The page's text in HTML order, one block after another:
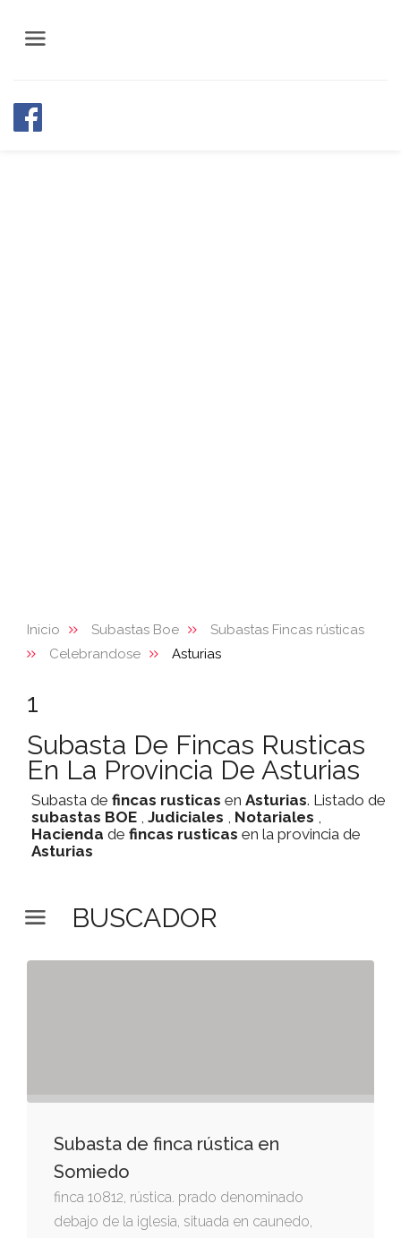
Inicio Subastas Boe
Subastas Fincas rústicas
Celebrandose
Asturias
1
Subasta De Fincas Rusticas
En La Provincia De Asturias
Subasta de fincas rusticas en Asturias. Listado de
subastas BOE , Judiciales , Notariales ,
Hacienda de fincas rusticas en la provincia de
Asturias
BUSCADOR
Subasta de finca rústica en
Somiedo
finca 10812, rústica. prado denominado
debajo de la iglesia, situada en caunedo,